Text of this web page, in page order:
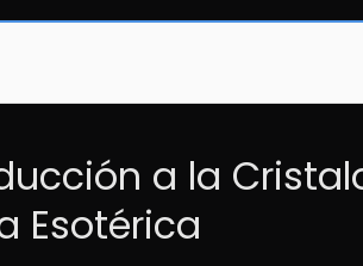
a la
Esotérica